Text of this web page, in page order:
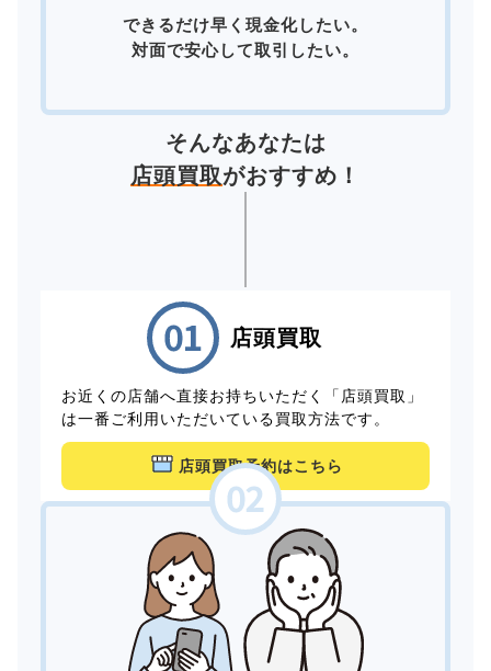
できるだけ早く現金化したい。
対面で安心して取引したい。
そんなあなたは
店頭買取がおすすめ！
店頭買取
お近くの店舗へ直接お持ちいただく「店頭買取」
は一番ご利用いただいている買取方法です。
店頭買取予約はこちら